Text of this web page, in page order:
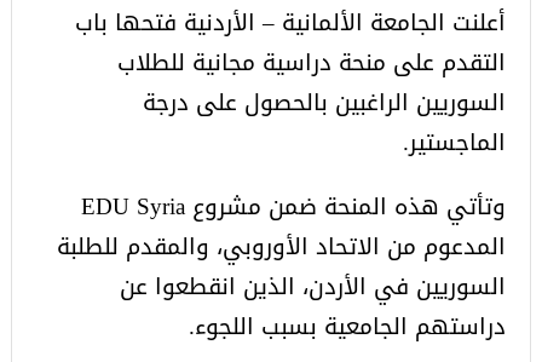
أعلنت الجامعة الألمانية – الأردنية فتحها باب
التقدم على منحة دراسية مجانية للطلاب
السوريين الراغبين بالحصول على درجة
الماجستير.
وتأتي هذه المنحة ضمن مشروع EDU Syria
المدعوم من الاتحاد الأوروبي، والمقدم للطلبة
السوريين في الأردن، الذين انقطعوا عن
دراستهم الجامعية بسبب اللجوء.